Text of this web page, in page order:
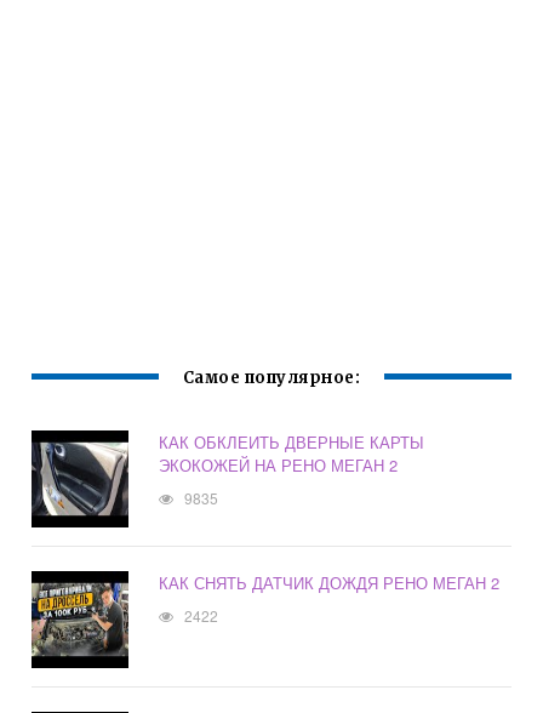
Самое популярное:
КАК ОБКЛЕИТЬ ДВЕРНЫЕ КАРТЫ
ЭКОКОЖЕЙ НА РЕНО МЕГАН 2
9835
КАК СНЯТЬ ДАТЧИК ДОЖДЯ РЕНО МЕГАН 2
2422